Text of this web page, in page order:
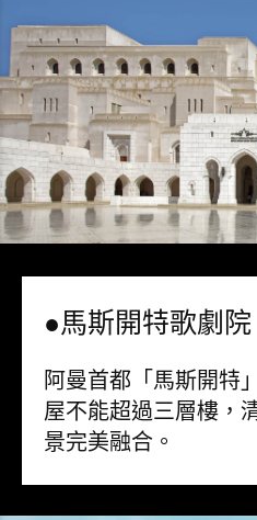
●馬斯開特歌劇院
阿曼首都「馬斯開特
屋不能超過三層樓，
景完美融合。